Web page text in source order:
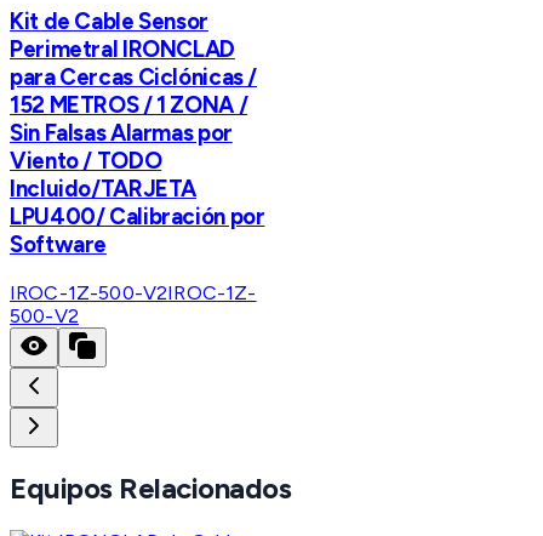
Kit de Cable Sensor
Perimetral IRONCLAD
para Cercas Ciclónicas /
152 METROS / 1 ZONA /
Sin Falsas Alarmas por
Viento / TODO
Incluido/TARJETA
LPU400/ Calibración por
Software
IROC-1Z-500-V2IROC-1Z-
500-V2
Equipos Relacionados